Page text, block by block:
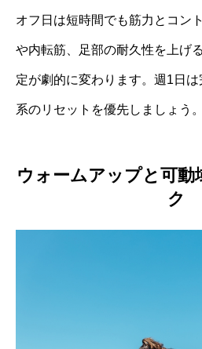
オフ日は短時間でも筋力とコン
や内転筋、足部の耐久性を上げ
定が劇的に変わります。週1日
系のリセットを優先しましょう。
ウォームアップと可動
ク